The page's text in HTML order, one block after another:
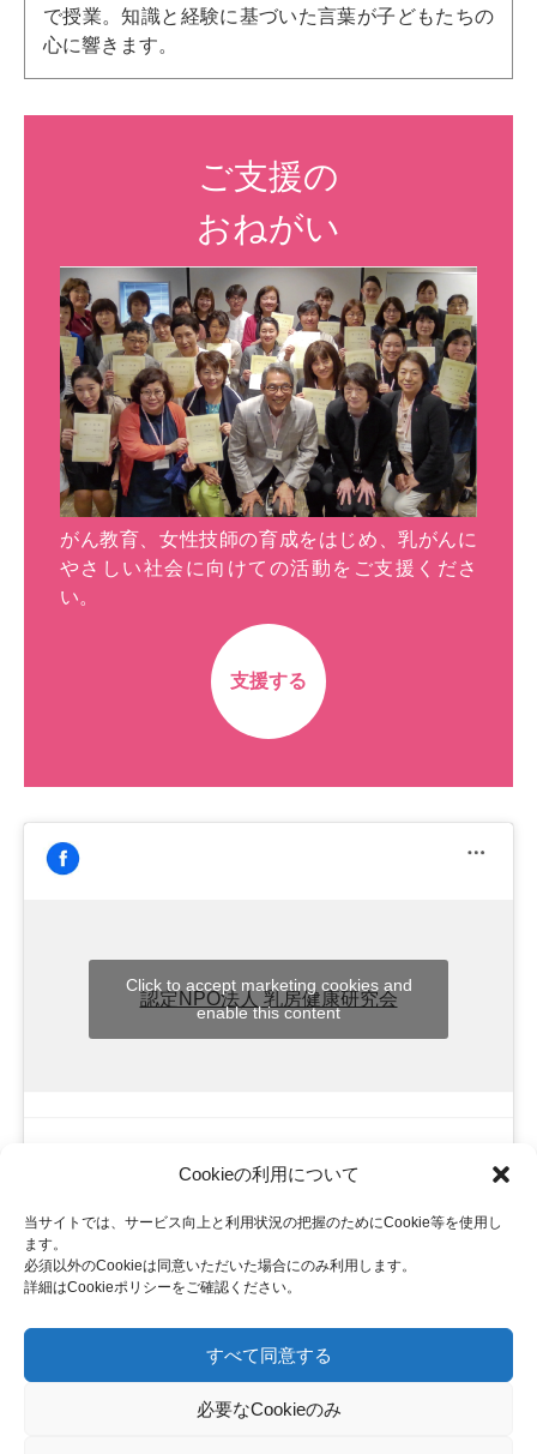
Cookieの利用について
当サイトでは、サービス向上と利用状況の把握のためにCookie等を使用し
ます。
必須以外のCookieは同意いただいた場合にのみ利用します。
詳細はCookieポリシーをご確認ください。
すべて同意する
必要なCookieのみ
で授業。知識と経験に基づいた言葉が子どもたちの
心に響きます。
ご支援の
おねがい
がん教育、女性技師の育成をはじめ、乳がんに
やさしい社会に向けての活動をご支援くださ
い。
支援する
認定NPO法人 乳房健康研究会
Click to accept marketing cookies and
enable this content
個人情報について | 特定商取引の表記
ピンクリボン 乳がんにやさしい社会に向けて